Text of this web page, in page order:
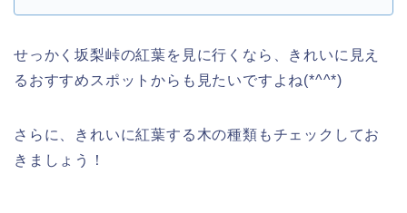
せっかく坂梨峠の紅葉を見に行くなら、きれいに見え
るおすすめスポットからも見たいですよね(*^^*)
さらに、きれいに紅葉する木の種類もチェックしてお
きましょう！